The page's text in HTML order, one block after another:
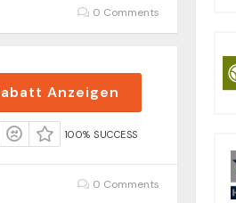
0 Comments
Anzeigen
100% SUCCESS
0 Comments